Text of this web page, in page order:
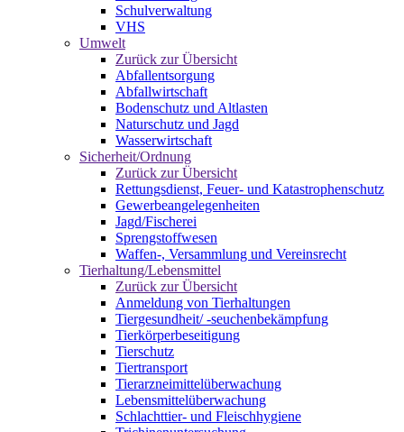
Schulverwaltung
VHS
Umwelt
Zurück zur Übersicht
Abfallentsorgung
Abfallwirtschaft
Bodenschutz und Altlasten
Naturschutz und Jagd
Wasserwirtschaft
Sicherheit/Ordnung
Zurück zur Übersicht
Rettungsdienst, Feuer- und Katastrophenschutz
Gewerbeangelegenheiten
Jagd/Fischerei
Sprengstoffwesen
Waffen-, Versammlung und Vereinsrecht
Tierhaltung/Lebensmittel
Zurück zur Übersicht
Anmeldung von Tierhaltungen
Tiergesundheit/ -seuchenbekämpfung
Tierkörperbeseitigung
Tierschutz
Tiertransport
Tierarzneimittelüberwachung
Lebensmittelüberwachung
Schlachttier- und Fleischhygiene